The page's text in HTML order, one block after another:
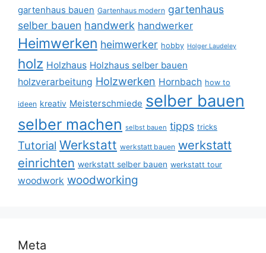
gartenhaus bauen Gartenhaus modern gartenhaus
selber bauen handwerk handwerker
Heimwerken heimwerker hobby Holger Laudeley
holz Holzhaus Holzhaus selber bauen
holzverarbeitung Holzwerken Hornbach how to
ideen kreativ Meisterschmiede selber bauen
selber machen selbst bauen tipps tricks
Tutorial Werkstatt werkstatt bauen werkstatt
einrichten werkstatt selber bauen werkstatt tour
woodwork woodworking
Meta